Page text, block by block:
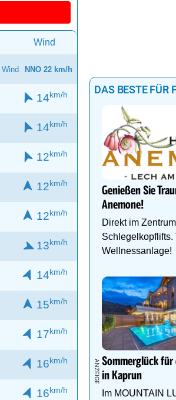
Wind
Wind NNO 22 km/h
14km/h
14km/h
12km/h
12km/h
12km/h
13km/h
14km/h
15km/h
17km/h
16km/h
16km/h
DAS BESTE FÜR
Genießen Sie
Anemone!
Direkt im
Schlegelkopflifts.
Wellnessanlage!
Sommerglück für
in Kaprun
Im MOUNTAIN